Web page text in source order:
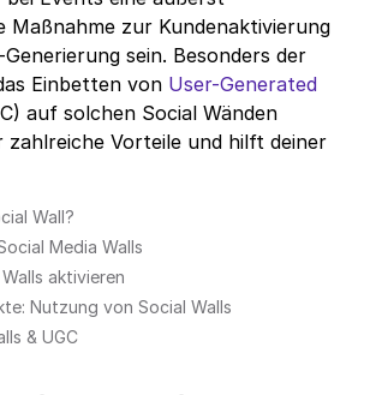
Maßnahme zur Kundenaktivierung
sein. Besonders der
Einbetten von User-Generated
auf solchen Social Wänden
zahlreiche Vorteile und hilft deiner
Wall?
Media Walls
aktivieren
Nutzung von Social Walls
& UGC